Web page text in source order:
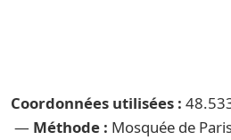
Coordonnées utilisées :
— Méthode : Mosquée de